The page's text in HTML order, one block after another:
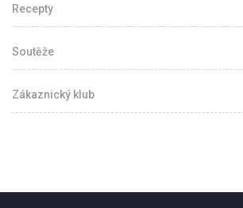
Recepty
Soutěže
Zákaznický klub